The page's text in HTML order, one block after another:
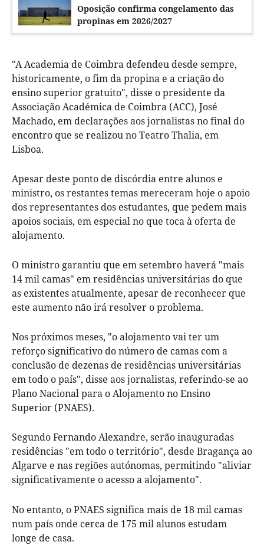
Oposição confirma congelamento das
propinas em 2026/2027
"A Academia de Coimbra defendeu desde sempre,
historicamente, o fim da propina e a criação do
ensino superior gratuito", disse o presidente da
Associação Académica de Coimbra (ACC), José
Machado, em declarações aos jornalistas no final do
encontro que se realizou no Teatro Thalia, em
Lisboa.
Apesar deste ponto de discórdia entre alunos e
ministro, os restantes temas mereceram hoje o apoio
dos representantes dos estudantes, que pedem mais
apoios sociais, em especial no que toca à oferta de
alojamento.
O ministro garantiu que em setembro haverá "mais
14 mil camas" em residências universitárias do que
as existentes atualmente, apesar de reconhecer que
este aumento não irá resolver o problema.
Nos próximos meses, "o alojamento vai ter um
reforço significativo do número de camas com a
conclusão de dezenas de residências universitárias
em todo o país", disse aos jornalistas, referindo-se ao
Plano Nacional para o Alojamento no Ensino
Superior (PNAES).
Segundo Fernando Alexandre, serão inauguradas
residências "em todo o território", desde Bragança ao
Algarve e nas regiões autónomas, permitindo "aliviar
significativamente o acesso a alojamento".
No entanto, o PNAES significa mais de 18 mil camas
num país onde cerca de 175 mil alunos estudam
longe de casa.